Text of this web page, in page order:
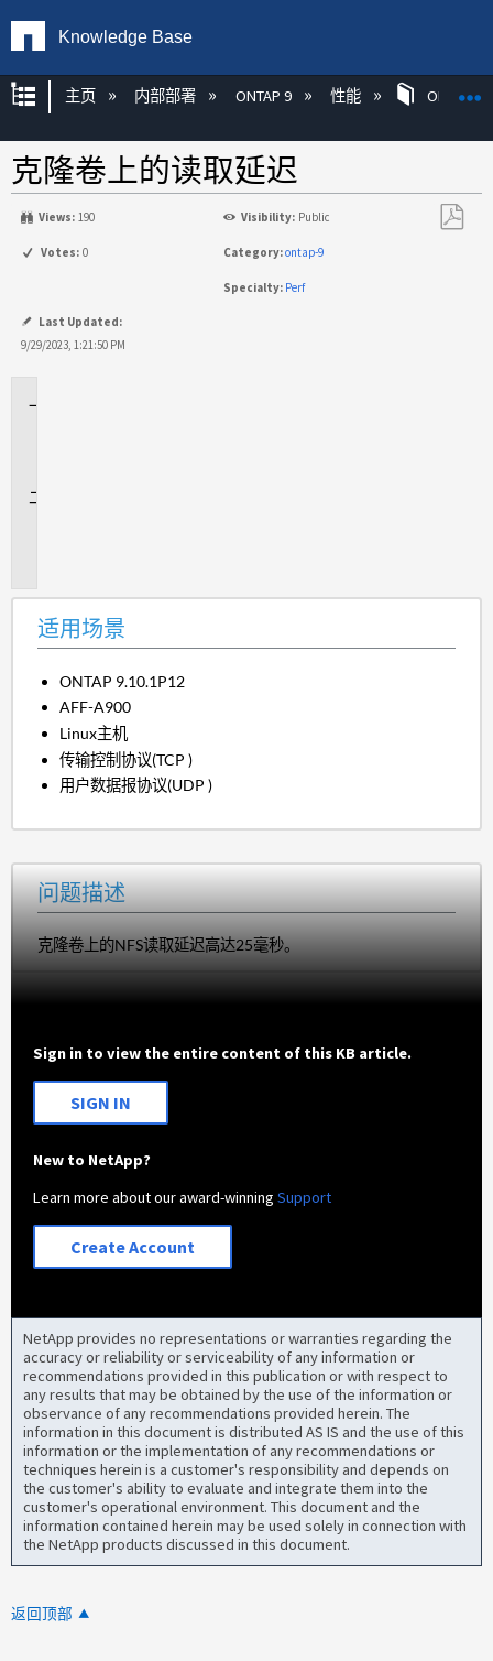
Knowledge Base
扩展/隐缩全局层次
主页 内部部署 ONTAP 9 性能 ONTAP
克隆卷上的读取延迟
Views: 190 Visibility: Public
Votes: 0 Category:ontap-9
Specialty: Perf
Last Updated:
9/29/2023, 1:21:50 PM
适用场景
ONTAP 9.10.1P12
AFF-A900
Linux主机
传输控制协议(TCP )
用户数据报协议(UDP )
问题描述
克隆卷上的NFS读取延迟高达25毫秒。
Sign in to view the entire content of this KB article.
SIGN IN
New to NetApp?
Learn more about our award-winningSupport
Create Account
NetApp provides no representations or warranties regarding the
accuracy or reliability or serviceability of any information or
recommendations provided in this publication or with respect to
any results that may be obtained by the use of the information or
observance of any recommendations provided herein. The
information in this document is distributed AS IS and the use of this
information or the implementation of any recommendations or
techniques herein is a customer's responsibility and depends on
the customer's ability to evaluate and integrate them into the
customer's operational environment. This document and the
information contained herein may be used solely in connection with
the NetApp products discussed in this document.
返回顶部